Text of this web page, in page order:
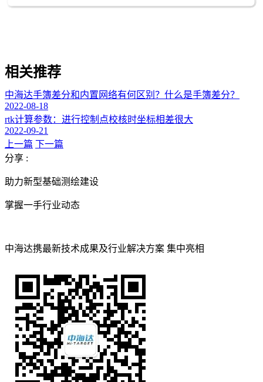
相关推荐
中海达手簿差分和内置网络有何区别？什么是手簿差分？
2022-08-18
rtk计算参数：进行控制点校核时坐标相差很大
2022-09-21
上一篇 下一篇
分享 :
助力新型基础测绘建设
掌握一手行业动态
中海达携最新技术成果及行业解决方案 集中亮相